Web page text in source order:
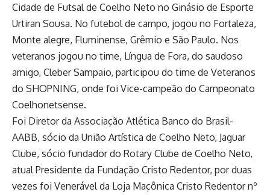
Cidade de Futsal de Coelho Neto no Ginásio de Esporte
Urtiran Sousa. No futebol de campo, jogou no Fortaleza,
Monte alegre, Fluminense, Grêmio e São Paulo. Nos
veteranos jogou no time, Língua de Fora, do saudoso
amigo, Cleber Sampaio, participou do time de Veteranos
do SHOPNING, onde foi Vice-campeão do Campeonato
Coelhonetsense.
Foi Diretor da Associação Atlética Banco do Brasil-
AABB, sócio da União Artística de Coelho Neto, Jaguar
Clube, sócio fundador do Rotary Clube de Coelho Neto,
atual Presidente da Fundação Cristo Redentor, por duas
vezes foi Venerável da Loja Maçônica Cristo Redentor nº